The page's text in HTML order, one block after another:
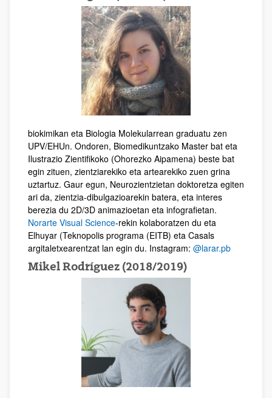
biokimikan eta Biologia Molekularrean graduatu zen
UPV/EHUn. Ondoren, Biomedikuntzako Master bat eta
Ilustrazio Zientifikoko (Ohorezko Aipamena) beste bat
egin zituen, zientziarekiko eta artearekiko zuen grina
uztartuz. Gaur egun, Neurozientzietan doktoretza egiten
ari da, zientzia-dibulgazioarekin batera, eta interes
berezia du 2D/3D animazioetan eta infografietan.
Norarte Visual Science-rekin kolaboratzen du eta
Elhuyar (Teknopolis programa (EITB) eta Casals
argitaletxearentzat lan egin du. Instagram: @larar.pb
Mikel Rodríguez (2018/2019)